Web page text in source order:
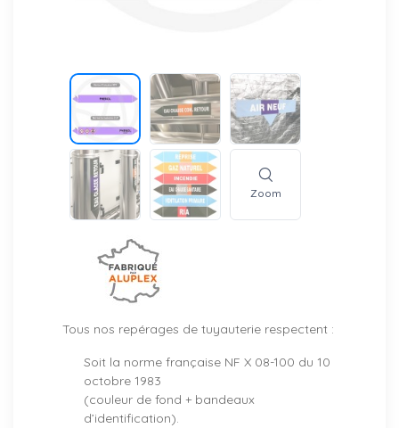
Zoom
Tous nos repérages de tuyauterie respectent :
Soit la norme française NF X 08-100 du 10
octobre 1983
(couleur de fond + bandeaux
d’identification).